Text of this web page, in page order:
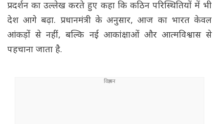
प्रदर्शन का उल्लेख करते हुए कहा कि कठिन परिस्थितियों में भी
देश आगे बढ़ा. प्रधानमंत्री के अनुसार, आज का भारत केवल
आंकड़ों से नहीं, बल्कि नई आकांक्षाओं और आत्मविश्वास से
पहचाना जाता है.